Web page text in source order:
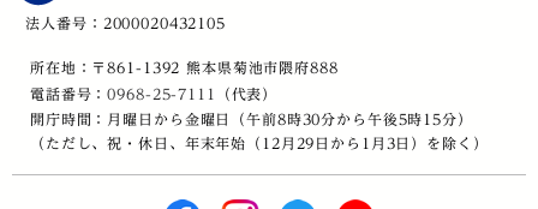
法人番号：2000020432105
所在地：〒861-1392 熊本県菊池市隈府888
電話番号：0968-25-7111
（代表）
開庁時間：月曜日から金曜日（午前8時30分から午後5時15分）
（ただし、祝・休日、年末年始（12月29日から1月3日）を除く）